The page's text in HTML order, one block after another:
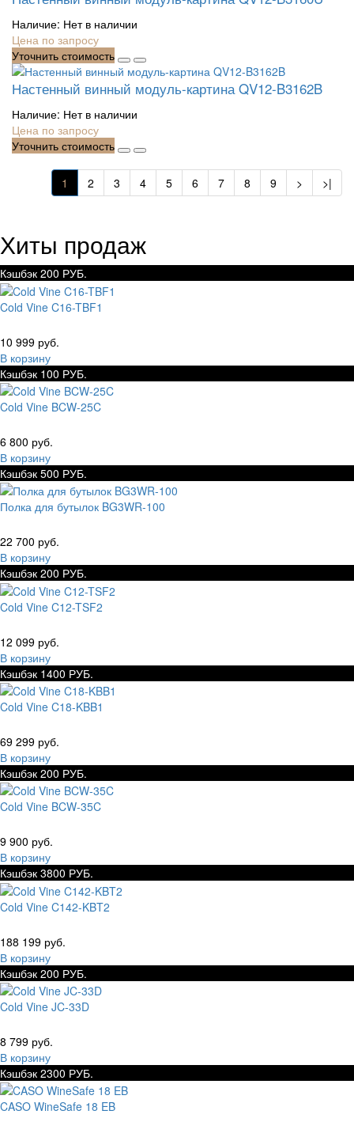
Наличие: Нет в наличии
Цена по запросу
Уточнить стоимость
Настенный винный модуль-картина QV12-B3162B
Наличие: Нет в наличии
Цена по запросу
Уточнить стоимость
1 2 3 4 5 6 7 8 9 > >|
Хиты продаж
Кэшбэк 200 РУБ.
Cold Vine C16-TBF1
10 999 руб.
В корзину
Кэшбэк 100 РУБ.
Cold Vine BCW-25C
6 800 руб.
В корзину
Кэшбэк 500 РУБ.
Полка для бутылок BG3WR-100
22 700 руб.
В корзину
Кэшбэк 200 РУБ.
Cold Vine C12-TSF2
12 099 руб.
В корзину
Кэшбэк 1400 РУБ.
Cold Vine C18-KBB1
69 299 руб.
В корзину
Кэшбэк 200 РУБ.
Cold Vine BCW-35C
9 900 руб.
В корзину
Кэшбэк 3800 РУБ.
Cold Vine C142-KBT2
188 199 руб.
В корзину
Кэшбэк 200 РУБ.
Cold Vine JC-33D
8 799 руб.
В корзину
Кэшбэк 2300 РУБ.
CASO WineSafe 18 EB